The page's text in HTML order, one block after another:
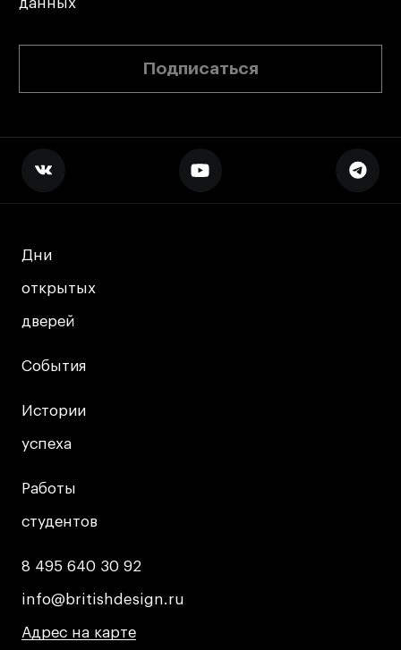
Подписаться
Дни
открытых
дверей
Дни
открытых
дверей
События
События
Истории
успеха
Истории
успеха
Работы
студентов
Работы
студентов
8 495 640 30 92
8 495 640 30 92
info@britishdesign.ru
info@britishdesign.ru
Адрес на карте
Адрес на карте
Адрес на карте